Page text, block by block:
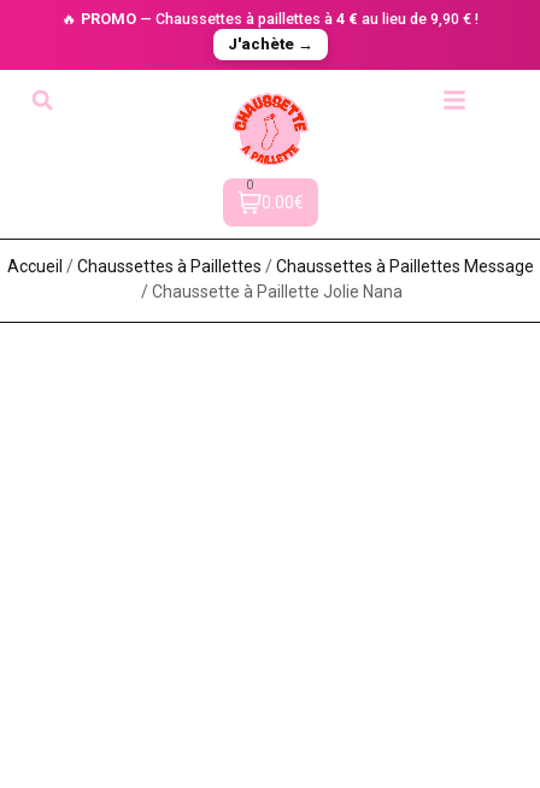
🔥 PROMO — Chaussettes à paillettes à 4 € au lieu de 9,90 € !
J'achète →
0
0.00€
Accueil /Chaussettes à Paillette​s /Chaussettes à Paillettes Message​
/ Chaussette à Paillette Jolie Nana